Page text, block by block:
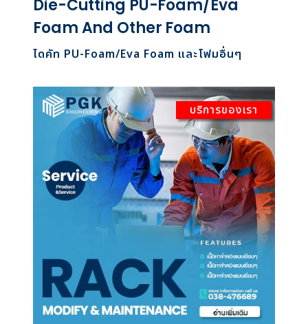
Die-Cutting PU-Foam/Eva
Foam And Other Foam
ไดคัท PU-Foam/Eva Foam และโฟมอื่นๆ
บริการของเรา